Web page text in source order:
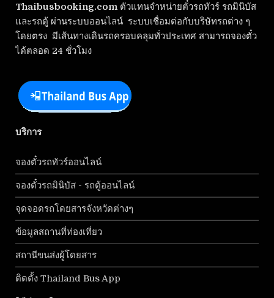
Thaibusbooking.com ตัวแทนจำหน่ายตั๋วรถทัวร์ รถมินิบัส
และรถตู้ ผ่านระบบออนไลน์ ระบบเชื่อมต่อกับบริษัทรถต่าง ๆ
โดยตรง มีเส้นทางเดินรถครอบคลุมทั่วประเทศ สามารถจองตั๋ว
ได้ตลอด 24 ชั่วโมง
บริการ
จองตั๋วรถทัวร์ออนไลน์
จองตั๋วรถมินิบัส - รถตู้ออนไลน์
จุดจอดรถโดยสารจังหวัดต่างๆ
ข้อมูลสถานที่ท่องเที่ยว
สถานีขนส่งผู้โดยสาร
ติดตั้ง Thailand Bus App